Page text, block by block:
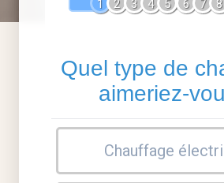
1 2 3 4 5 6 7 8
Quel type de
aimeriez-
Chauffage